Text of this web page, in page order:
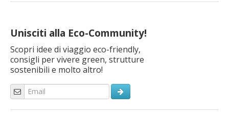
Unisciti alla Eco-Community!
Scopri idee di viaggio eco-friendly,
consigli per vivere green, strutture
sostenibili e molto altro!